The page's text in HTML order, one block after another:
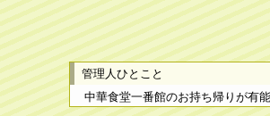
管理人ひとこと
中華食堂一番館のお持ち帰りが有